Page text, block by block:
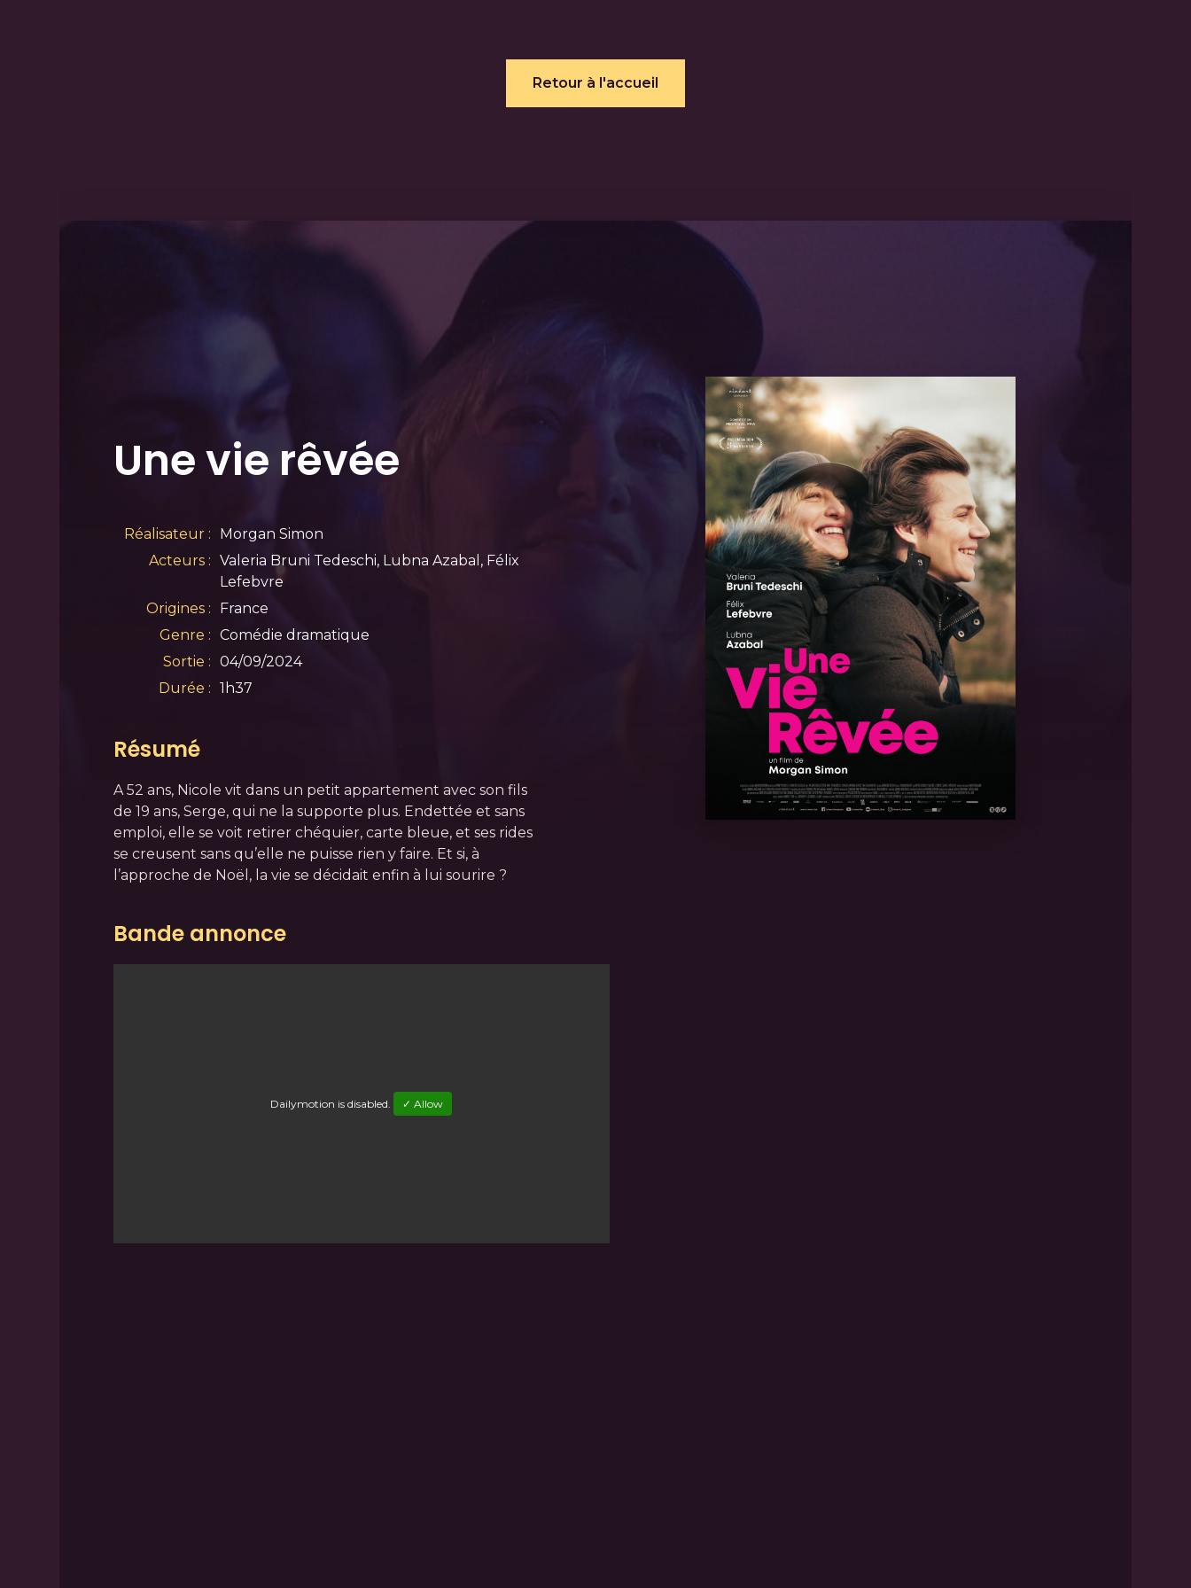
Retour à l'accueil
Une vie rêvée
Réalisateur :
Morgan Simon
Acteurs : Valeria Bruni Tedeschi, Lubna Azabal, Félix
Lefebvre
Origines :
France
Genre : Comédie dramatique
Sortie : 04/09/2024
Durée : 1h37
Résumé
A 52 ans, Nicole vit dans un petit appartement avec son fils
de 19 ans, Serge, qui ne la supporte plus. Endettée et sans
emploi, elle se voit retirer chéquier, carte bleue, et ses rides
se creusent sans qu’elle ne puisse rien y faire. Et si, à
l’approche de Noël, la vie se décidait enfin à lui sourire ?
Bande annonce
Dailymotion is disabled. ✓ Allow